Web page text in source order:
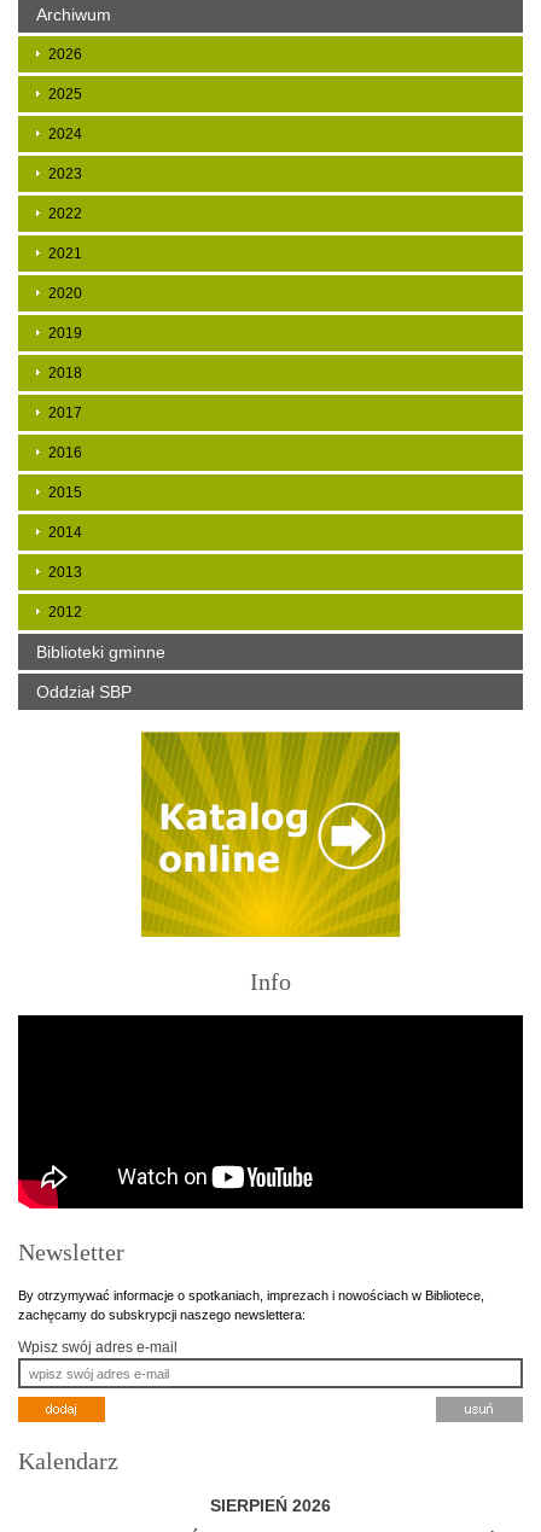
Archiwum
2026
2025
2024
2023
2022
2021
2020
2019
2018
2017
2016
2015
2014
2013
2012
Biblioteki gminne
Oddział SBP
Info
Newsletter
By otrzymywać informacje o spotkaniach, imprezach i nowościach w Bibliotece,
zachęcamy do subskrypcji naszego newslettera:
Wpisz swój adres e-mail
Kalendarz
SIERPIEŃ 2026